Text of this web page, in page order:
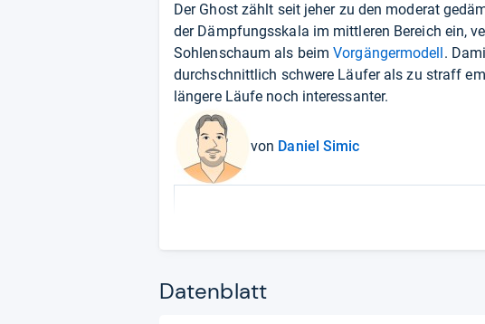
Der Ghost zählt seit jeher zu den moderat
der Dämpfungsskala im mittleren Bereich ein,
Sohlenschaum als beimVorgängermodell .
durchschnittlich schwere Läufer als zu straff
längere Läufe noch interessanter.
von Daniel Simic
Datenblatt